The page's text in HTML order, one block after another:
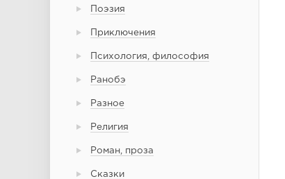
Поэзия
Приключения
Психология, философия
Ранобэ
Разное
Религия
Роман, проза
Сказки